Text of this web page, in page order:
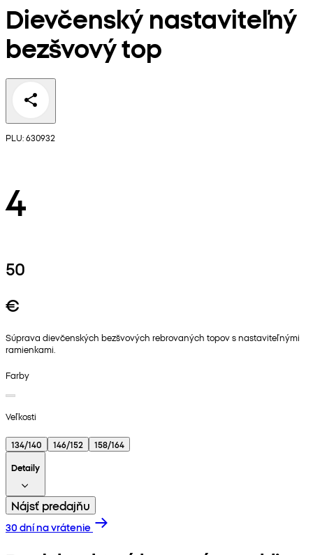
Dievčenský nastaviteľný
bezšvový top
PLU: 630932
4
50
€
Súprava dievčenských bezšvových rebrovaných topov s nastaviteľnými
ramienkami.
Farby
Veľkosti
134/140 146/152
158/164
Detaily
Nájsť predajňu
30 dní na vrátenie